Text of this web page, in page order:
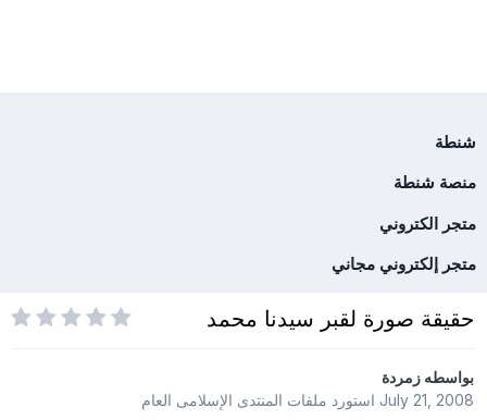
شنطة
منصة شنطة
متجر الكتروني
متجر إلكتروني مجاني
حقيقة صورة لقبر سيدنا محمد
بواسطهزمردة
July 21, 2008استورد ملفات المنتدى الإسلامى العام